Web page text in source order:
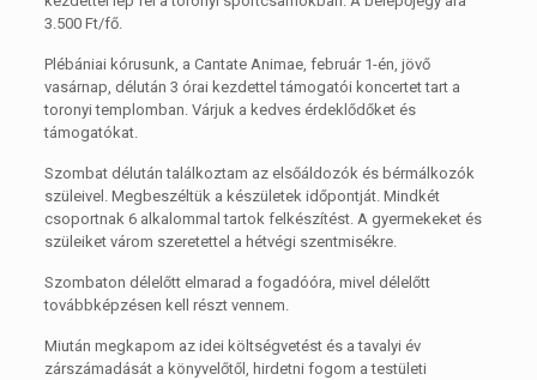
3.500 Ft/fő.
Plébániai kórusunk, a Cantate Animae, február 1-én, jövő
vasárnap, délután 3 órai kezdettel támogatói koncertet tart a
toronyi templomban. Várjuk a kedves érdeklődőket és
támogatókat.
Szombat délután találkoztam az elsőáldozók és bérmálkozók
szüleivel. Megbeszéltük a készületek időpontját. Mindkét
csoportnak 6 alkalommal tartok felkészítést. A gyermekeket és
szüleiket várom szeretettel a hétvégi szentmisékre.
Szombaton délelőtt elmarad a fogadóóra, mivel délelőtt
továbbképzésen kell részt vennem.
Miután megkapom az idei költségvetést és a tavalyi év
zárszámadását a könyvelőtől, hirdetni fogom a testületi